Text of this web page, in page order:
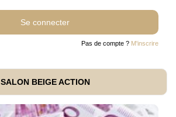
Pas de compte ? M'inscrire
SALON BEIGE ACTION